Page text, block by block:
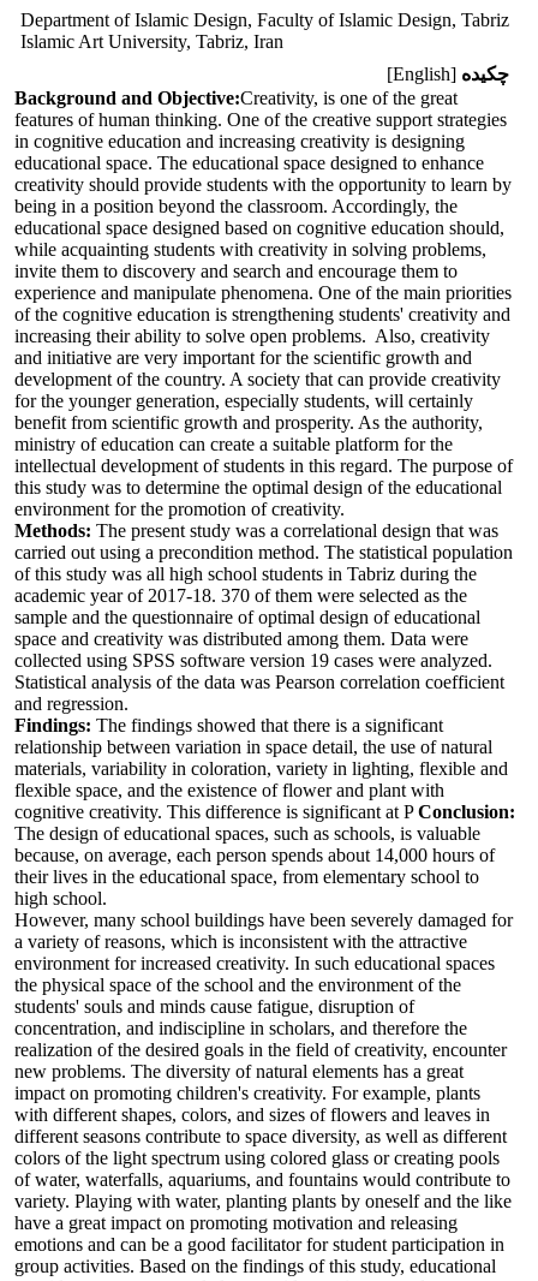
Department of Islamic Design, Faculty of Islamic Design, Tabriz
Islamic Art University, Tabriz, Iran
چکیده [English]
Background and Objective:Creativity, is one of the great
features of human thinking. One of the creative support strategies
in cognitive education and increasing creativity is designing
educational space. The educational space designed to enhance
creativity should provide students with the opportunity to learn by
being in a position beyond the classroom. Accordingly, the
educational space designed based on cognitive education should,
while acquainting students with creativity in solving problems,
invite them to discovery and search and encourage them to
experience and manipulate phenomena. One of the main priorities
of the cognitive education is strengthening students' creativity and
increasing their ability to solve open problems. Also, creativity
and initiative are very important for the scientific growth and
development of the country. A society that can provide creativity
for the younger generation, especially students, will certainly
benefit from scientific growth and prosperity. As the authority,
ministry of education can create a suitable platform for the
intellectual development of students in this regard. The purpose of
this study was to determine the optimal design of the educational
environment for the promotion of creativity.
Methods: The present study was a correlational design that was
carried out using a precondition method. The statistical population
of this study was all high school students in Tabriz during the
academic year of 2017-18. 370 of them were selected as the
sample and the questionnaire of optimal design of educational
space and creativity was distributed among them. Data were
collected using SPSS software version 19 cases were analyzed.
Statistical analysis of the data was Pearson correlation coefficient
and regression.
Findings: The findings showed that there is a significant
relationship between variation in space detail, the use of natural
materials, variability in coloration, variety in lighting, flexible and
flexible space, and the existence of flower and plant with
cognitive creativity. This difference is significant at PConclusion:
The design of educational spaces, such as schools, is valuable
because, on average, each person spends about 14,000 hours of
their lives in the educational space, from elementary school to
high school.
However, many school buildings have been severely damaged for
a variety of reasons, which is inconsistent with the attractive
environment for increased creativity. In such educational spaces
the physical space of the school and the environment of the
students' souls and minds cause fatigue, disruption of
concentration, and indiscipline in scholars, and therefore the
realization of the desired goals in the field of creativity, encounter
new problems. The diversity of natural elements has a great
impact on promoting children's creativity. For example, plants
with different shapes, colors, and sizes of flowers and leaves in
different seasons contribute to space diversity, as well as different
colors of the light spectrum using colored glass or creating pools
of water, waterfalls, aquariums, and fountains would contribute to
variety. Playing with water, planting plants by oneself and the like
have a great impact on promoting motivation and releasing
emotions and can be a good facilitator for student participation in
group activities. Based on the findings of this study, educational